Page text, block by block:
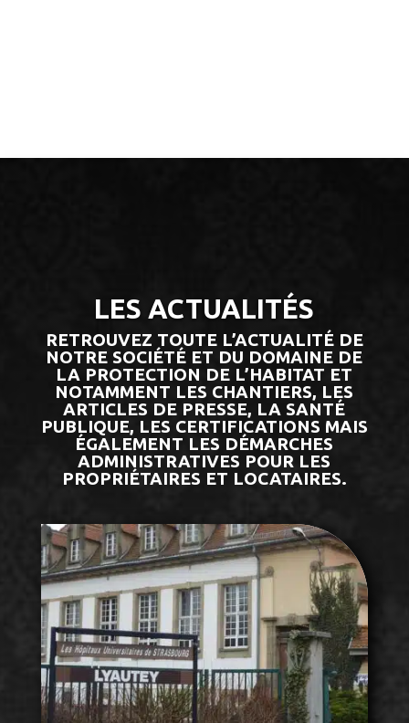
LES ACTUALITÉS
RETROUVEZ TOUTE L’ACTUALITÉ DE
NOTRE SOCIÉTÉ ET DU DOMAINE DE
LA PROTECTION DE L’HABITAT ET
NOTAMMENT LES CHANTIERS, LES
ARTICLES DE PRESSE, LA SANTÉ
PUBLIQUE, LES CERTIFICATIONS MAIS
ÉGALEMENT LES DÉMARCHES
ADMINISTRATIVES POUR LES
PROPRIÉTAIRES ET LOCATAIRES.